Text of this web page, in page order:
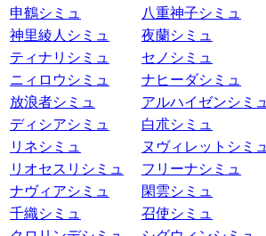
申鶴シミュ
八重神子シミュ
神里綾人シミュ
夜蘭シミュ
ティナリシミュ
セノシミュ
ニィロウシミュ
ナヒーダシミュ
放浪者シミュ
アルハイゼンシミュ
ディシアシミュ
白朮シミュ
リネシミュ
ヌヴィレットシミュ
リオセスリシミュ
フリーナシミュ
ナヴィアシミュ
閑雲シミュ
千織シミュ
召使シミュ